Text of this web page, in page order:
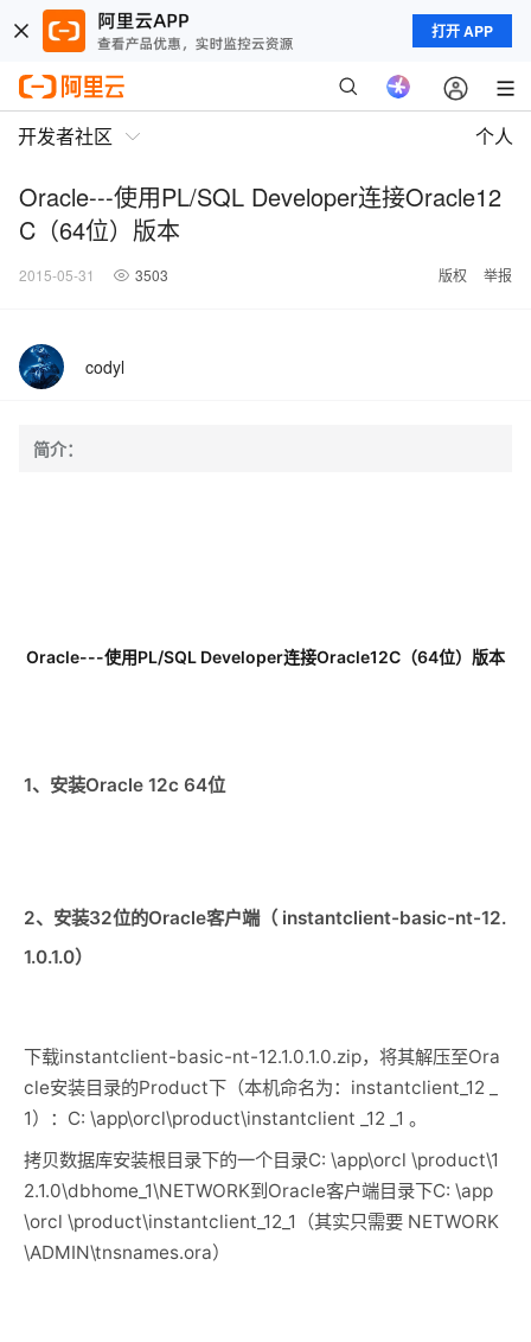
打开 APP
开发者社区 个人
Oracle---使用PL/SQL Developer连接Oracle12
C（64位）版本
2015-05-31 3503 版权 举报
codyl
简介：
Oracle---使用PL/SQL Developer连接Oracle12C（64位） 版本
1、 安装Oracle 12c 64位
2、安装32位的Oracle客户端（instantclient-basic-nt-12.
1.0.1.0）
下载instantclient-basic-nt-12.1.0.1.0.zip，将其解压至Ora
cle安装目录的Product下（本机命名为： instantclient_12 _
1）： C: \app\orcl\product\instantclient _12 _1 。
拷贝数据库安装根目录下的一个目录C: \app\orcl \product\1
2.1.0\dbhome_1\NETWORK到Oracle客户端目录下C: \app
\orcl \product\instantclient_12_1
（其实只需要 NETWORK
\ADMIN\tnsnames.ora）